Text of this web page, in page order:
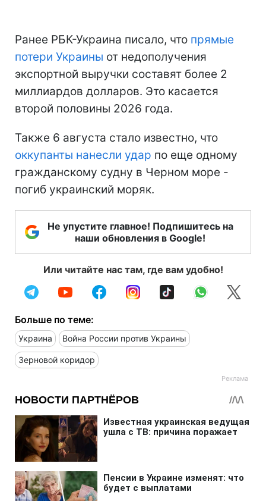
Ранее РБК-Украина писало, что прямые
потери Украины от недополучения
экспортной выручки составят более 2
миллиардов долларов. Это касается
второй половины 2026 года.
Также 6 августа стало известно, что
оккупанты нанесли удар по еще одному
гражданскому судну в Черном море -
погиб украинский моряк.
Не упустите главное! Подпишитесь на
наши обновления в Google!
Или читайте нас там, где вам удобно!
Больше по теме:
Украина Война России против Украины
Зерновой коридор